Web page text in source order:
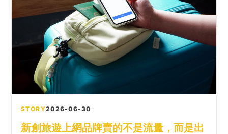
STORY2026-06-30
新創旅遊上網品牌賣的不是流量，而是出